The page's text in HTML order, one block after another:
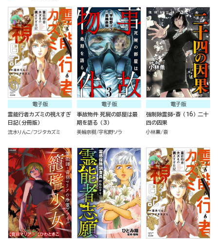
電子版
霊能行者カズミの視えすぎ
日記（分冊版）
流水りんこ フジタカズミ
電子版
事故物件 死屍の部屋は最
期を語る （3）
美輪奈樹 宇和野ソラ
電子版
強制除霊師・斎 （16） 二十
四の因果
小林薫 斎